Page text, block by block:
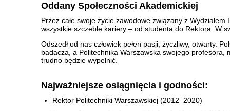
Oddany Społeczności Akademickiej
Przez całe swoje życie zawodowe związany z
wszystkie szczeble kariery – od studenta do Rektora. W
Odszedł od nas człowiek pełen pasji, życzliwy, otwarty.
badacza, a Politechnika Warszawska swojego
trudno będzie wypełnić.
Najważniejsze osiągnięcia i godności:
Rektor Politechniki Warszawskiej (2012–2020)